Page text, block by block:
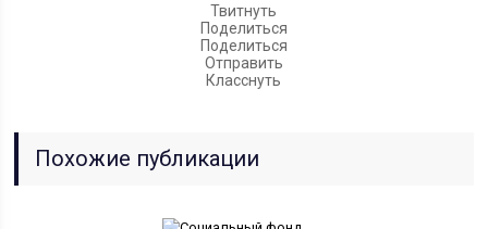
Твитнуть
Поделиться
Поделиться
Отправить
Класснуть
Похожие публикации